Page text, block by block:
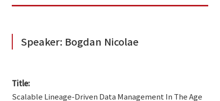
Speaker: Bogdan Nicolae
Title:
Scalable Lineage-Driven Data Management In The Age